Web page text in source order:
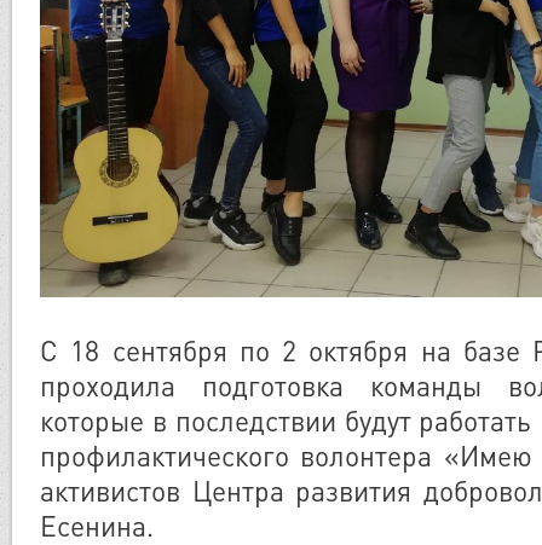
С 18 сентября по 2 октября на
проходила подготовка команды
которые в последствии будут
профилактического волонтера
активистов Центра развития
Есенина.